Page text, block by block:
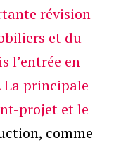
révision
et du
l’entrée en
La principale
projet et le
comme